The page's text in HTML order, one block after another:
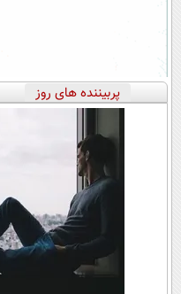
پربیننده های روز